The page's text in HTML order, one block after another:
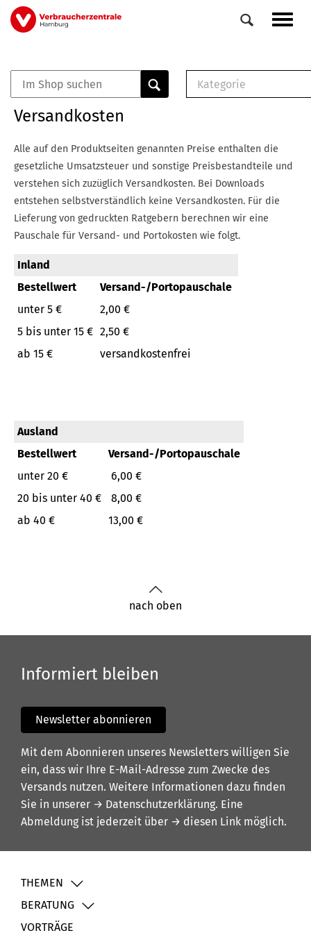
Direkt
zum
Veranstaltungen
0
Kategorie
E-Broschüre
Checklisten (PDF)
Broschüre
Buch
Versandkosten
Alle auf den Produktseiten genannten Preise enthalten die
gesetzliche Umsatzsteuer und sonstige Preisbestandteile und
verstehen sich zuzüglich Versandkosten. Bei Downloads
entstehen selbstverständlich keine Versandkosten. Für die
Lieferung von gedruckten Ratgebern berechnen wir eine
Pauschale für Versand- und Portokosten wie folgt.
Inland
Bestellwert
Versand-/Portopauschale
unter 5 €
2,00 €
5 bis unter 15 € 2,50 €
ab 15 €
versandkostenfrei
Ausland
Bestellwert
Versand-/Portopauschale
unter 20 €
6,00 €
20 bis unter 40 €
8,00 €
ab 40 €
13,00 €
nach oben
Informiert bleiben
Newsletter abonnieren
Mit dem Abonnieren unseres Newsletters willigen Sie
ein, dass wir Ihre E-Mail-Adresse zum Zwecke des
Versands nutzen. Weitere Informationen dazu finden
Sie in unserer → Datenschutzerklärung. Eine
Abmeldung ist jederzeit über → diesen Link möglich.
THEMEN
BERATUNG
VORTRÄGE